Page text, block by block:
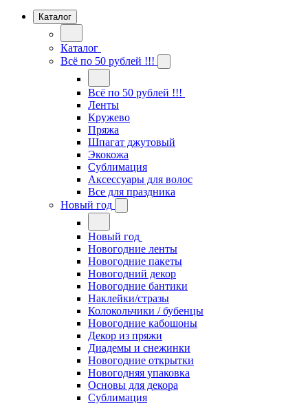
Каталог
Каталог
Всё по 50 рублей !!!
Всё по 50 рублей !!!
Ленты
Кружево
Пряжа
Шпагат джутовый
Экокожа
Сублимация
Аксессуары для волос
Все для праздника
Новый год
Новый год
Новогодние ленты
Новогодние пакеты
Новогодний декор
Новогодние бантики
Наклейки/стразы
Колокольчики / бубенцы
Новогодние кабошоны
Декор из пряжи
Диадемы и снежинки
Новогодние открытки
Новогодняя упаковка
Основы для декора
Сублимация